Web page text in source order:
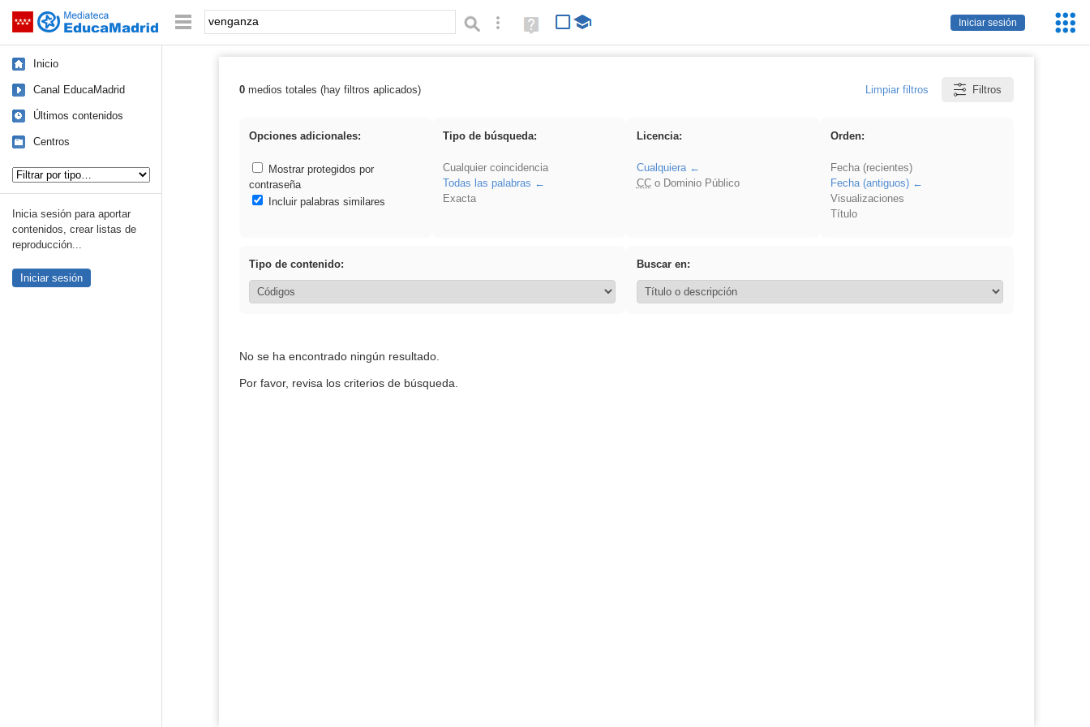
Saltar navegación
Iniciar sesión
Palabra o frase: Búsqueda avanzada
Ayuda
(en
Inicio
Canal EducaMadrid
Últimos contenidos
Centros
Inicia sesión para aportar
contenidos, crear listas de
reproducción...
Iniciar sesión
Resultados de: venganza
0medios totales (hay filtros aplicados) Limpiar filtros Filtros
Opciones adicionales:
Mostrar protegidos por
contraseña
Incluir palabras similares
Tipo de búsqueda:
Cualquier coincidencia
Todas las palabras
Exacta
Licencia:
Cualquiera
CCo Dominio Público
Orden:
Fecha (recientes)
Fecha (antiguos)
Visualizaciones
Título
Tipo de contenido: Buscar en:
No se ha encontrado ningún resultado.
Por favor, revisa los criterios de búsqueda.